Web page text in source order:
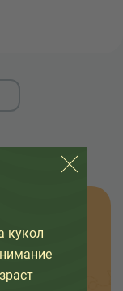
первыми
кукол